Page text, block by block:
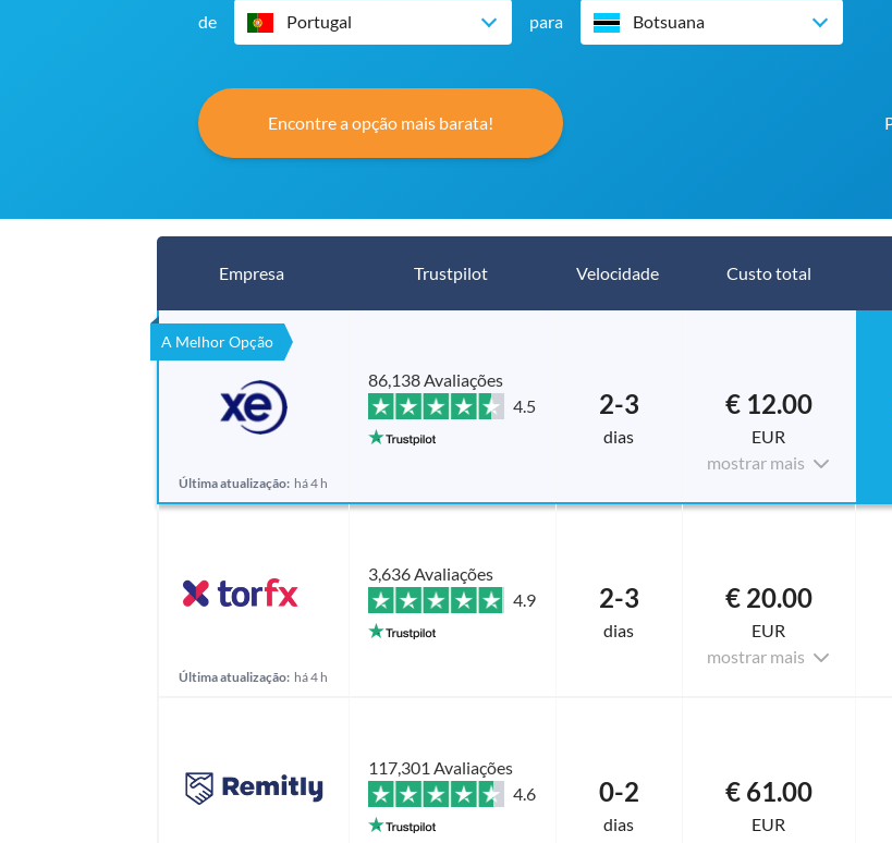
de Portugal para Botsuana
Encontre a opção mais barata!
Empresa Trustpilot Velocidade Custo total
A Melhor Opção
Última atualização: há 4 h
86,138 Avaliações
4.5
2-3
dias
€ 12.00
EUR
mostrar mais
Última atualização: há 4 h
3,636 Avaliações
4.9
2-3
dias
€ 20.00
EUR
mostrar mais
117,301 Avaliações
4.6
0-2
dias
€ 61.00
EUR